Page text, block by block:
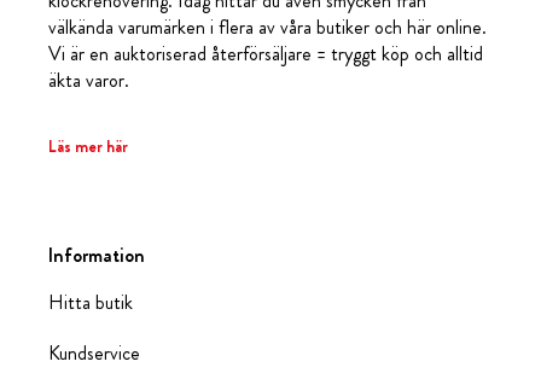
välkända varumärken i flera av våra butiker och här online.
Vi är en auktoriserad återförsäljare = tryggt köp och alltid
äkta varor.
Läs mer här
Information
Hitta butik
Kundservice